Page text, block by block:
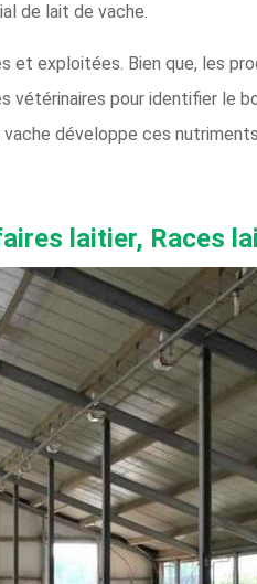
de lait de vache.
et exploitées. Bien que, les
pour identifier le
développe ces
laitier, Races